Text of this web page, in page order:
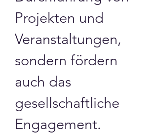
Projekten und
Veranstaltungen,
sondern fördern
auch das
gesellschaftliche
Engagement.